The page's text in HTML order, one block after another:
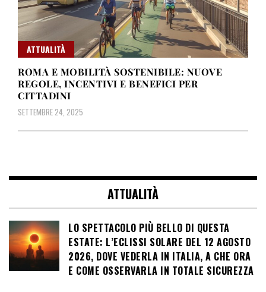
ATTUALITÀ
ROMA E MOBILITÀ SOSTENIBILE: NUOVE
REGOLE, INCENTIVI E BENEFICI PER
CITTADINI
SETTEMBRE 24, 2025
ATTUALITÀ
LO SPETTACOLO PIÙ BELLO DI QUESTA
ESTATE: L’ECLISSI SOLARE DEL 12 AGOSTO
2026, DOVE VEDERLA IN ITALIA, A CHE ORA
E COME OSSERVARLA IN TOTALE SICUREZZA